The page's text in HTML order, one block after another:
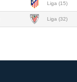
Liga (15)
Liga (32)